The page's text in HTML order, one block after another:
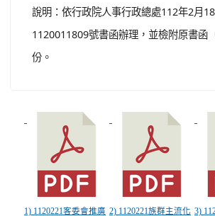
說明：依行政院人事行政總處112年2月
1120011809號書函辦理，並檢附原書函
份。
1) 1120221客委會推廣 2) 1120221族群主流化 3)